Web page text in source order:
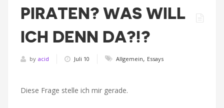
PIRATEN? WAS WILL
ICH DENN DA?!?
by acid Juli 10 Allgemein, Essays
Diese Frage stelle ich mir gerade.